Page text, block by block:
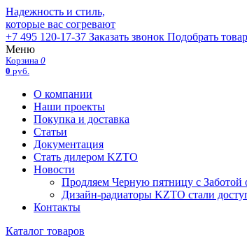
Надежность и стиль,
которые вас согревают
+7 495 120-17-37 Заказать звонок Подобрать товар
Меню
Корзина 0
0 руб.
О компании
Наши проекты
Покупка и доставка
Статьи
Документация
Стать дилером KZTO
Новости
Продляем Черную пятницу с Заботой
Дизайн-радиаторы KZTO стали
Контакты
Каталог товаров